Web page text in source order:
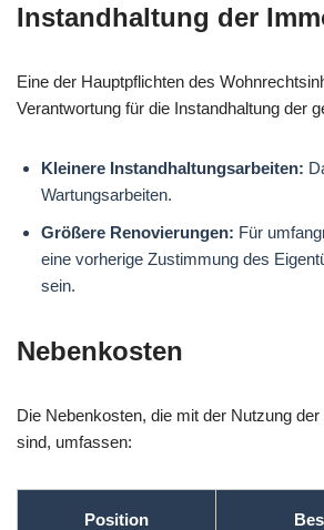
Instandhaltung der
Eine der Hauptpflichten des
Verantwortung für die Instandhaltung der
Kleinere Instandhaltungsarbeiten:
Wartungsarbeiten.
Größere Renovierungen: Für
eine vorherige Zustimmung des
sein.
Nebenkosten
Die Nebenkosten, die mit der Nutzung
sind, umfassen:
Position